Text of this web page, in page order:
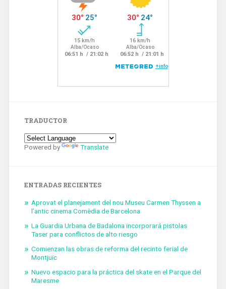
TRADUCTOR
Powered by Translate
ENTRADAS RECIENTES
Aprovat el planejament del nou Museu Carmen Thyssen a
l’antic cinema Comèdia de Barcelona
La Guardia Urbana de Badalona incorporará pistolas
Taser para conflictos de alto riesgo
Comienzan las obras de reforma del recinto ferial de
Montjuïc
Nuevo espacio para la práctica del skate en el Parque del
Maresme